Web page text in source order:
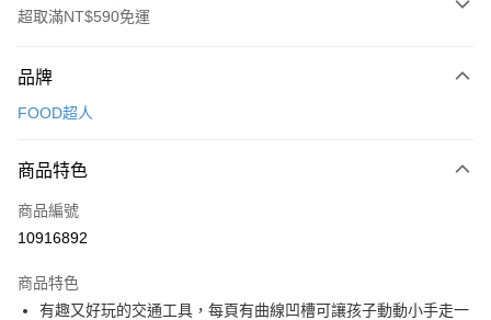
超取滿NT$590免運
信用卡一次付款
LINE Pay
Apple Pay
悠遊付
品牌
FOOD超人
商品特色
商品編號
10916892
商品特色
有趣又好玩的交通工具，每頁有曲線凹槽可讓孩子動動小手走一